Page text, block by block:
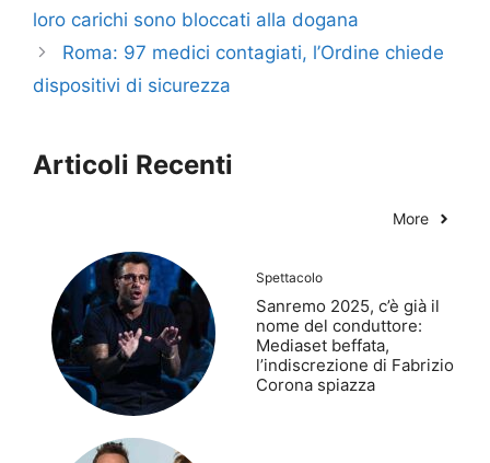
loro carichi sono bloccati alla dogana
Roma: 97 medici contagiati, l’Ordine chiede
dispositivi di sicurezza
Articoli Recenti
More
Spettacolo
Sanremo 2025, c’è già il
nome del conduttore:
Mediaset beffata,
l’indiscrezione di Fabrizio
Corona spiazza